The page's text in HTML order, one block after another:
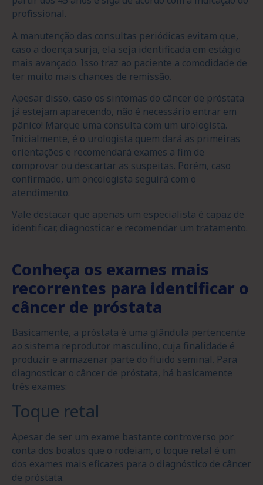
profissional.
A manutenção das consultas periódicas evitam que,
caso a doença surja, ela seja identificada em estágio
mais avançado. Isso traz ao paciente a comodidade de
ter muito mais chances de remissão.
Apesar disso, caso os sintomas do câncer de próstata
já estejam aparecendo, não é necessário entrar em
pânico! Marque uma consulta com um urologista.
Inicialmente, é o urologista quem dará as primeiras
orientações e recomendará exames a fim de
comprovar ou descartar as suspeitas. Porém, caso
confirmado, um oncologista seguirá com o
atendimento.
Vale destacar que apenas um especialista é capaz de
identificar, diagnosticar e recomendar um tratamento.
Conheça os exames mais
recorrentes para identificar o
câncer de próstata
Basicamente, a próstata é uma glândula pertencente
ao sistema reprodutor masculino, cuja finalidade é
produzir e armazenar parte do fluido seminal. Para
diagnosticar o câncer de próstata, há basicamente
três exames:
Toque retal
Apesar de ser um exame bastante controverso por
conta dos boatos que o rodeiam, o toque retal é um
dos exames mais eficazes para o diagnóstico de câncer
de próstata.